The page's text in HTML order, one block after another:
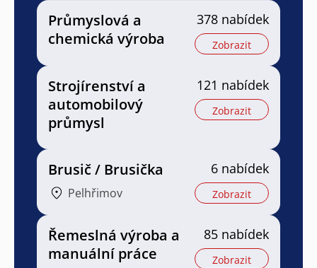
Průmyslová a
chemická výroba
378 nabídek
Zobrazit
Strojírenství a
automobilový
průmysl
121 nabídek
Zobrazit
Brusič / Brusička
Pelhřimov
6 nabídek
Zobrazit
Řemeslná výroba a
manuální práce
85 nabídek
Zobrazit